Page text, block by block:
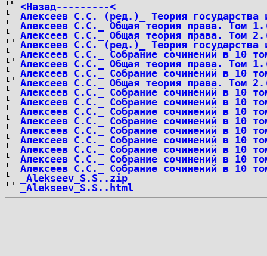
<Назад---------<
Алексеев С.С. (ред.)_ Теория
Алексеев С.С._ Общая теория права. Том
Алексеев С.С._ Общая теория права. Том
Алексеев С.С. (ред.)_ Теория
Алексеев С.С._ Собрание сочинений в 10
Алексеев С.С._ Общая теория права. Том
Алексеев С.С._ Собрание сочинений в 10
Алексеев С.С._ Общая теория права. Том
Алексеев С.С._ Собрание сочинений в 10
Алексеев С.С._ Собрание сочинений в 10
Алексеев С.С._ Собрание сочинений в 10
Алексеев С.С._ Собрание сочинений в 10
Алексеев С.С._ Собрание сочинений в 10
Алексеев С.С._ Собрание сочинений в 10
Алексеев С.С._ Собрание сочинений в 10
Алексеев С.С._ Собрание сочинений в 10
Алексеев С.С._ Собрание сочинений в 10
_Alekseev_S.S..zip
_Alekseev_S.S..html